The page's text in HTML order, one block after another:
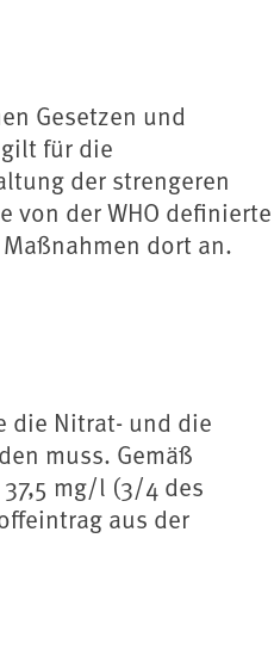
Gesetzen und
für die
der strengeren
von der WHO definierte
dort an.
die Nitrat- und die
muss. Gemäß
mg/l (3/4 des
aus der